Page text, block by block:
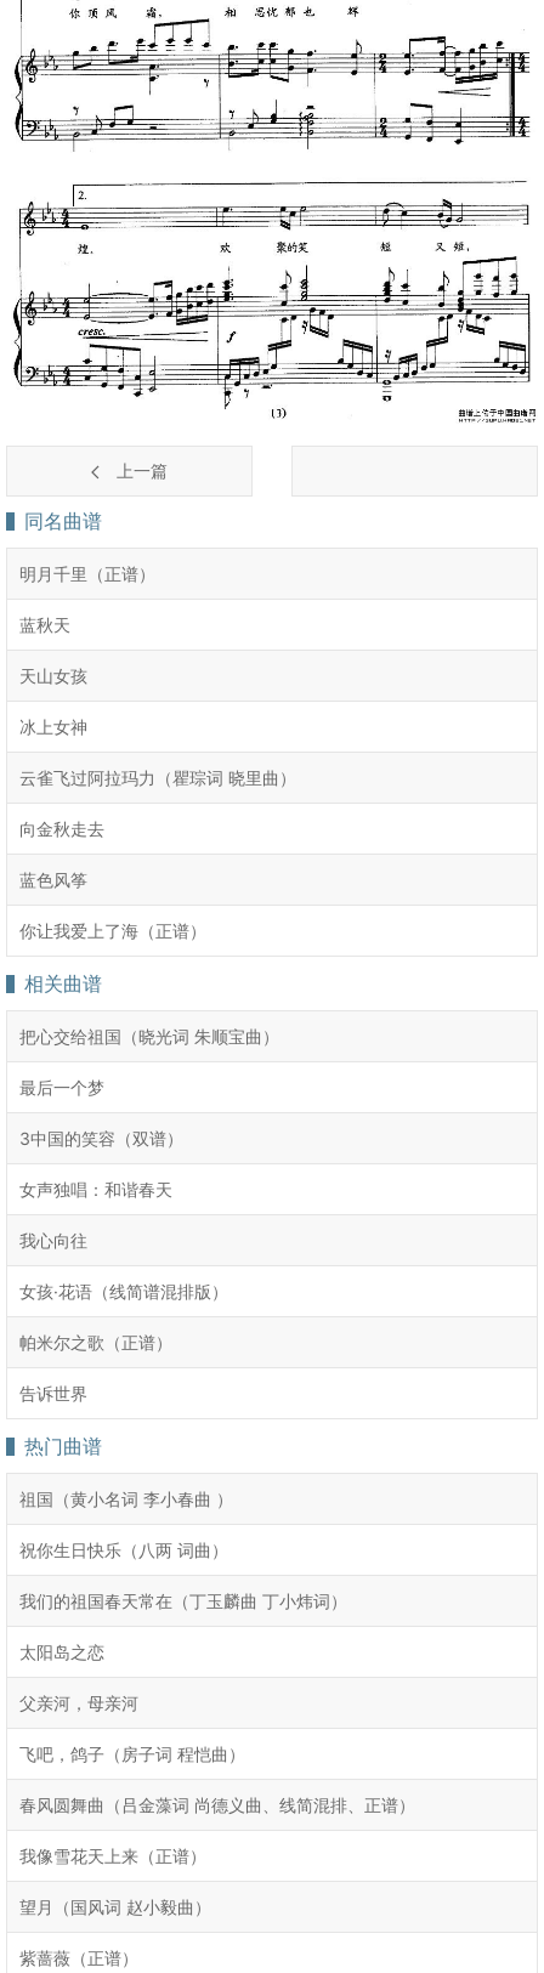
上一篇
同名曲谱
明月千里（正谱）
蓝秋天
天山女孩
冰上女神
云雀飞过阿拉玛力（瞿琮词 晓里曲）
向金秋走去
蓝色风筝
你让我爱上了海（正谱）
相关曲谱
把心交给祖国（晓光词 朱顺宝曲）
最后一个梦
​3中国的笑容（双谱）
女声独唱：和谐春天
我心向往
女孩·花语（线简谱混排版）
帕米尔之歌（正谱）
告诉世界
热门曲谱
祖国（黄小名词 李小春曲 ）
祝你生日快乐（八两 词曲）
我们的祖国春天常在（丁玉麟曲 丁小炜词）
太阳岛之恋
父亲河，母亲河
飞吧，鸽子（房子词 程恺曲）
春风圆舞曲（吕金藻词 尚德义曲、线简混排、正谱）
我像雪花天上来（正谱）
望月（国风词 赵小毅曲）
紫蔷薇（正谱）